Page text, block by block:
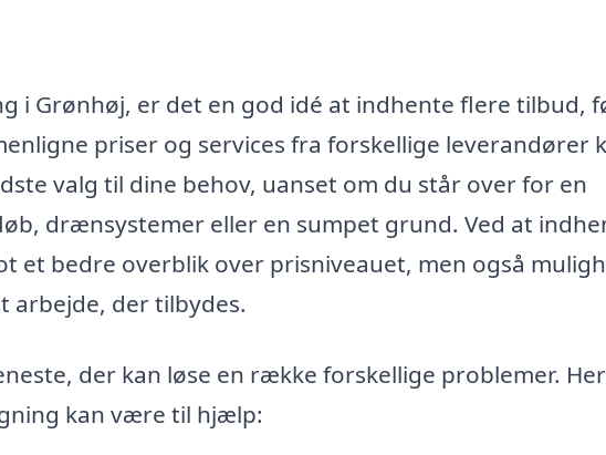
i Grønhøj, er det en god idé at indhente flere tilbud,
priser og services fra forskellige leverandører
valg til dine behov, uanset om du står over for en
drænsystemer eller en sumpet grund. Ved at
et bedre overblik over prisniveauet, men også
arbejde, der tilbydes.
der kan løse en række forskellige problemer.
kan være til hjælp: